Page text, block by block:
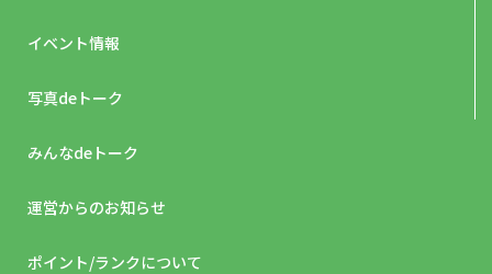
イベント情報
写真deトーク
みんなdeトーク
運営からのお知らせ
ポイント/ランクについて